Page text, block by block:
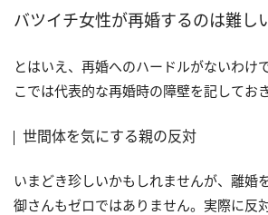
バツイチ女性が再婚するのは難し
とはいえ、再婚へのハードルがないわけ
こでは代表的な再婚時の障壁を記しておき
世間体を気にする親の反対
いまどき珍しいかもしれませんが、離婚
御さんもゼロではありません。実際に反